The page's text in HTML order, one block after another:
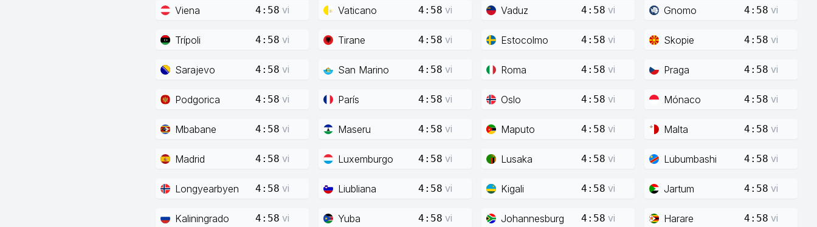
Viena 4:58 vi Vaticano 4:58 vi Vaduz 4:58 vi Gnomo 4:58 vi
Trípoli 4:58 vi Tirane 4:58 vi Estocolmo 4:58 vi Skopie 4:58 vi
Sarajevo 4:58 vi San Marino 4:58 vi Roma 4:58 vi Praga 4:58 vi
Podgorica 4:58 vi París 4:58 vi Oslo 4:58 vi Mónaco 4:58 vi
Mbabane 4:58 vi Maseru 4:58 vi Maputo 4:58 vi Malta 4:58 vi
Madrid 4:58 vi Luxemburgo 4:58 vi Lusaka 4:58 vi Lubumbashi 4:58 vi
Longyearbyen 4:58 vi Liubliana 4:58 vi Kigali 4:58 vi Jartum 4:58 vi
Kaliningrado 4:58 vi Yuba 4:58 vi Johannesburg 4:58 vi Harare 4:58 vi